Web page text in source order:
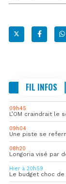
FIL INFOS
09h45
L’OM craindrait le
09h04
Une piste se
08h20
Longoria visé par
Hier à 20h59
Le budget choc de